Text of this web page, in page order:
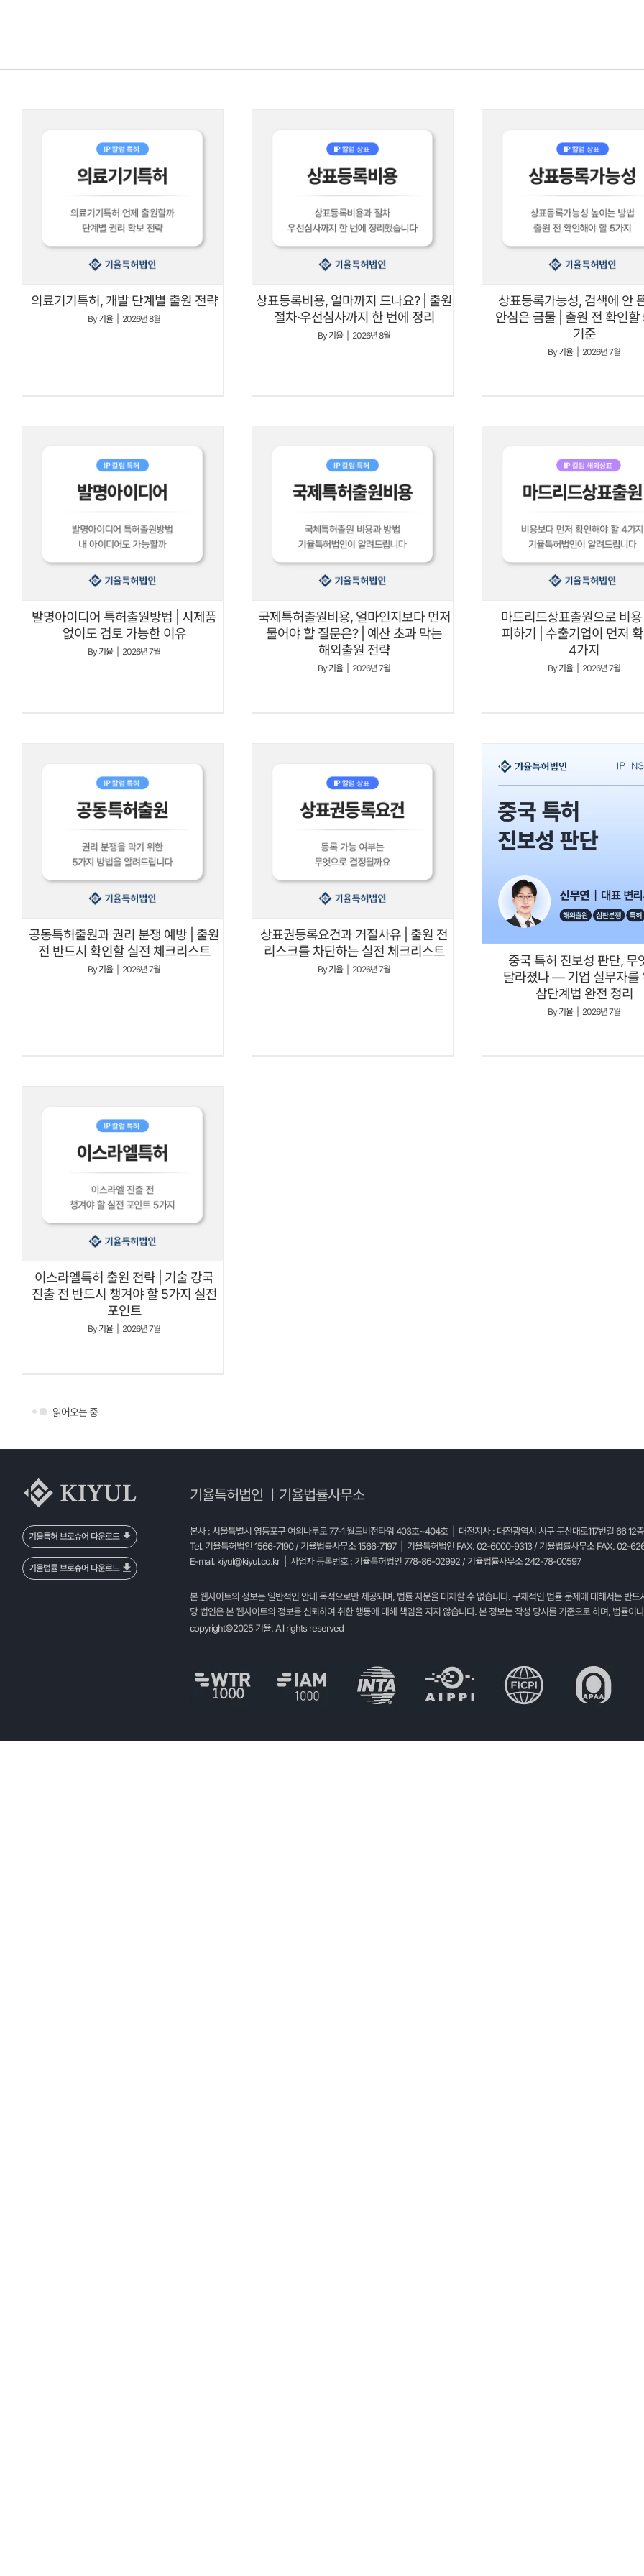
의료기기특허, 개발 단계별 출원 전략
By기율 2026년 8월
상표등록비용, 얼마까지 드나요? | 출원
절차·우선심사까지 한 번에 정리
By기율 2026년 8월
상표등록가능성, 검색에 안
안심은 금물 | 출원 전 확인할
기준
By기율 2026년 7월
발명아이디어 특허출원방법 | 시제품
없이도 검토 가능한 이유
By기율 2026년 7월
국제특허출원비용, 얼마인지보다 먼저
물어야 할 질문은? | 예산 초과 막는
해외출원 전략
By기율 2026년 7월
마드리드상표출원으로 비
피하기 | 수출기업이 먼저
4가지
By기율 2026년 7월
공동특허출원과 권리 분쟁 예방 | 출원
전 반드시 확인할 실전 체크리스트
By기율 2026년 7월
상표권등록요건과 거절사유 | 출원 전
리스크를 차단하는 실전 체크리스트
By기율 2026년 7월
중국 특허 진보성 판단, 무
달라졌나 — 기업 실무자를
삼단계법 완전 정리
By기율 2026년 7월
이스라엘특허 출원 전략 | 기술 강국
진출 전 반드시 챙겨야 할 5가지 실전
포인트
By기율 2026년 7월
읽어오는 중
기율특허 브로슈어 다운로드
기율법률 브로슈어 다운로드
기율특허법인 기율법률사무소
본사 : 서울특별시 영등포구 여의나루로 77-1 월드비전타워 403호~404호 | 대전지사 : 대전광역시 서구 둔산대로117번길 66
Tel. 기율특허법인 1566-7190 / 기율법률사무소 1566-7197 | 기율특허법인 FAX. 02-6000-9313 / 기율법률사무소 FAX. 02-
E-mail. kiyul@kiyul.co.kr| 사업자 등록번호 : 기율특허법인 778-86-02992 / 기율법률사무소 242-78-00597
본 웹사이트의 정보는 일반적인 안내 목적으로만 제공되며, 법률 자문을 대체할 수 없습니다. 구체적인 법률 문제에 대해서는 반
당 법인은 본 웹사이트의 정보를 신뢰하여 취한 행동에 대해 책임을 지지 않습니다. 본 정보는 작성 당시를 기준으로 하며, 법률이
copyright©2025 기율. All rights reserved